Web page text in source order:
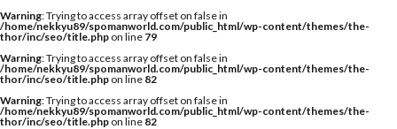
Warning: Trying to access array offset on false in
/home/nekkyu89/spomanworld.com/public_html/wp-content/themes/the-
thor/inc/seo/title.php on line 79
Warning: Trying to access array offset on false in
/home/nekkyu89/spomanworld.com/public_html/wp-content/themes/the-
thor/inc/seo/title.php on line 82
Warning: Trying to access array offset on false in
/home/nekkyu89/spomanworld.com/public_html/wp-content/themes/the-
thor/inc/seo/title.php on line 82